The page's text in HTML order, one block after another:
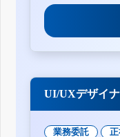
UI/UXデザイ
業務委託